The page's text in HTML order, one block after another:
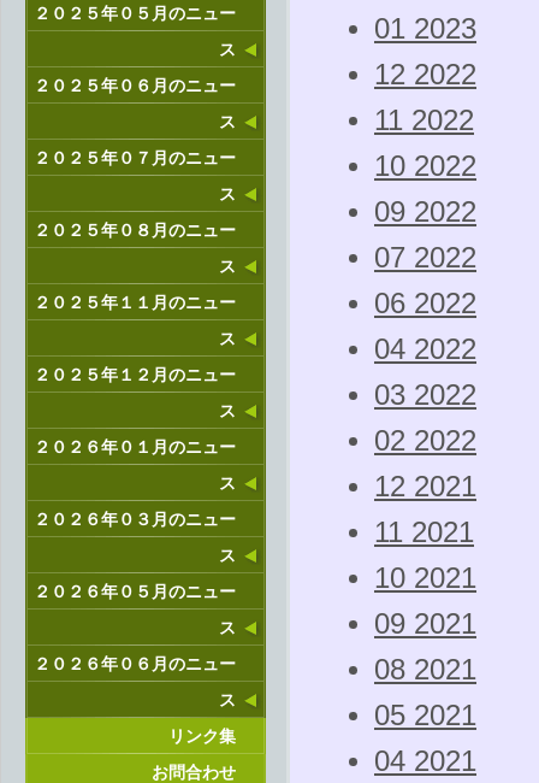
２０２５年０５月のニュー
ス
２０２５年０６月のニュー
ス
２０２５年０７月のニュー
ス
２０２５年０８月のニュー
ス
２０２５年１１月のニュー
ス
２０２５年１２月のニュー
ス
２０２６年０１月のニュー
ス
２０２６年０３月のニュー
ス
２０２６年０５月のニュー
ス
２０２６年０６月のニュー
ス
リンク集
お問合わせ
01 2023
12 2022
11 2022
10 2022
09 2022
07 2022
06 2022
04 2022
03 2022
02 2022
12 2021
11 2021
10 2021
09 2021
08 2021
05 2021
04 2021